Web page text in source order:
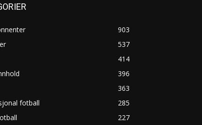
903
537
414
396
363
fotball
285
227